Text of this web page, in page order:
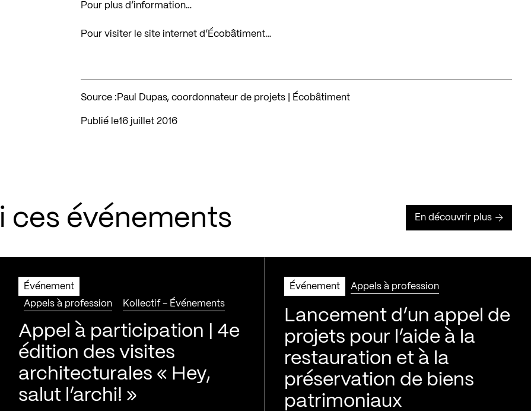
Pour plus d’information…
Pour visiter le site internet d’Écobâtiment…
Source : Paul Dupas, coordonnateur de projets | Écobâtiment
Publié le 16 juillet 2016
ces événements En découvrir plus
Événement
Appels à profession
Kollectif - Événements
Appel à participation | 4e
édition des visites
architecturales « Hey,
salut l’archi! »
Événement Appels à profession
Lancement d’un appel de
projets pour l’aide à la
restauration et à la
préservation de biens
patrimoniaux